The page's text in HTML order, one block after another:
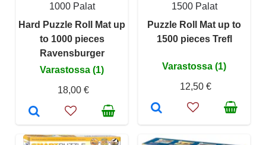
1000 Palat
Hard Puzzle Roll Mat up
to 1000 pieces
Ravensburger
Varastossa (1)
18,00 €
1500 Palat
Puzzle Roll Mat up to
1500 pieces Trefl
Varastossa (1)
12,50 €